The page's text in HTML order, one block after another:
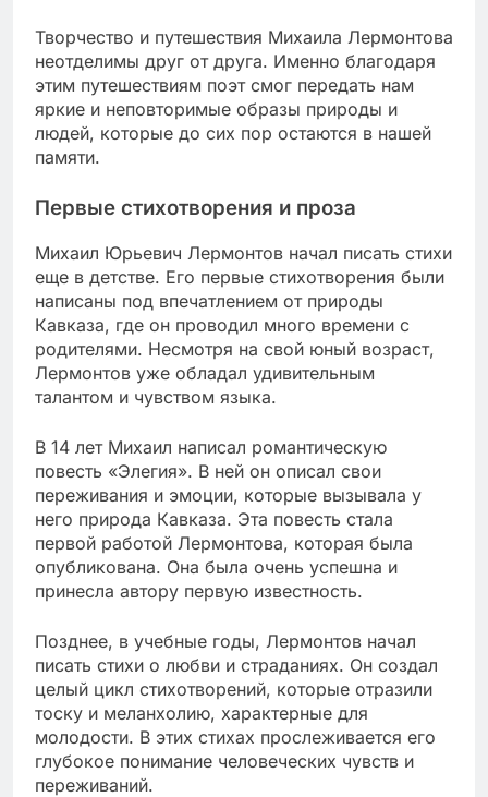
Творчество и путешествия Михаила Лермонтова
неотделимы друг от друга. Именно благодаря
этим путешествиям поэт смог передать нам
яркие и неповторимые образы природы и
людей, которые до сих пор остаются в нашей
памяти.
Первые стихотворения и проза
Михаил Юрьевич Лермонтов начал писать стихи
еще в детстве. Его первые стихотворения были
написаны под впечатлением от природы
Кавказа, где он проводил много времени с
родителями. Несмотря на свой юный возраст,
Лермонтов уже обладал удивительным
талантом и чувством языка.
В 14 лет Михаил написал романтическую
повесть «Элегия». В ней он описал свои
переживания и эмоции, которые вызывала у
него природа Кавказа. Эта повесть стала
первой работой Лермонтова, которая была
опубликована. Она была очень успешна и
принесла автору первую известность.
Позднее, в учебные годы, Лермонтов начал
писать стихи о любви и страданиях. Он создал
целый цикл стихотворений, которые отразили
тоску и меланхолию, характерные для
молодости. В этих стихах прослеживается его
глубокое понимание человеческих чувств и
переживаний.